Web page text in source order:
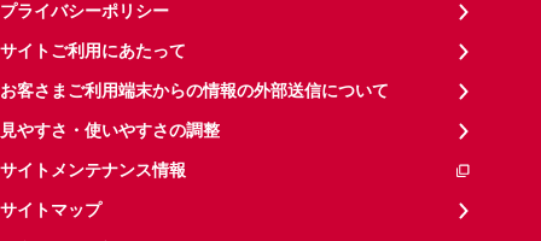
プライバシーポリシー
サイトご利用にあたって
お客さまご利用端末からの情報の外部送信について
見やすさ・使いやすさの調整
サイトメンテナンス情報
サイトマップ